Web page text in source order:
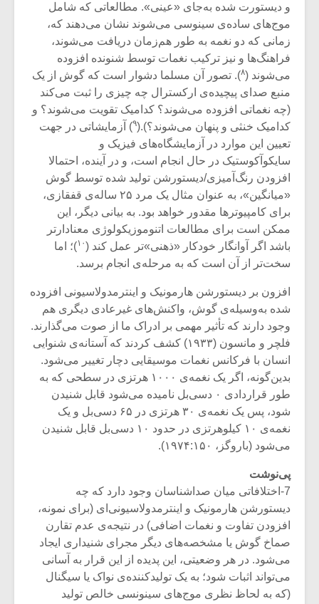
و دیستورت شده به‌جای «عینی». مطالعاتی که شامل
موج‌های ساده‌ی سینوسی می‌شوند نشان می‌دهند که،
زمانی که دو نغمه به طور هم‌زمان دریافت می‌شوند،
فراهنگ‌ها و نیز ترکیب نغمات توسط شنونده افزوده
می‌شوند (۸). تصور آن مسلما دشوار است که گوش از یک
منبع صدای پیچیده‌ی ارکسترال چه چیزی را ثبت می‌کند
(چه نغماتی افزوده می‌شوند؟ کدامیک تقویت می‌شوند؟ و
کدامیک خنثی و پنهان می‌شوند؟).(۹) آزمایشاتی در جهت
تعیین این موارد در آزمایشگاه‌های فیزیک و
سایکوآکوستیک در حال انجام است، و در آینده، احتمالا
افزودن رنگ‌آمیزی/دیستورشن تولید شده توسط گوش
«میانگین»، به عنوان مثال یک مرد ۲۵ ساله‌ی قفقازی،
برای کامپیوترها مقدور خواهد بود. به بیانی دیگر، این
ممکن است برای مطالعات اتنوموزیکولوژی معنادارتر
باشد اگر آوانگار خودکار «ذهنی»تر عمل کند (۱۰)؛ اما
سخت‌تر از آن است که به مرحله‌ی انجام برسد.
افزون بر دیستورشن هارمونیک و اینترمدولاسیونی افزوده
شده به‌وسیله‌ی گوش، واکنش‌های غیرعادی دیگری هم
وجود دارند که تأثیر مهمی بر ادراک ما از صوت می‌گذارند.
فلچر و مانسون (۱۹۳۳) کشف کردند که آستانه‌ی شنوایی
انسان با فرکانس نغمات موسیقایی دچار تغییر می‌شود.
بدین‌گونه، اگر یک نغمه‌ی ۱۰۰۰ هرتزی در سطحی که به
طور قراردادی ۰ دسی‌بل نامیده می‌شود قابل شنیدن
شود، پس یک نغمه‌ی ۳۰ هرتزی در ۶۵ دسی‌بل و یک
نغمه‌ی ۱۰ کیلوهرتزی در حدود ۱۰ دسی‌بل قابل شنیدن
می‌شود (باروگز، ۱۹۷۴:۱۵۰).
پی‌نوشت
7-اختلافاتی میان صداشناسان وجود دارد که چه
دیستورشن هارمونیک و اینترمدولاسیونی‌ای (برای نمونه،
افزودن تفاوت و نغمات اضافی) در نتیجه‌ی عدم تقارن
صماخ گوش یا مشخصه‌های دیگر مجرای شنیداری ایجاد
می‌شود. در هر وضعیتی، این پدیده از این قرار به آسانی
می‌تواند اثبات شود؛ به یک تولیدکننده‌ی نواک یا سیگنال
(که به لحاظ نظری موج‌های سینونسی خالص تولید
میکلوش روژا
یادداشتی بر موسیقی
متن فیلم «متری
شیش و نیم»
اگر نمی توانی
مشهورترین باشی،
بدنام ترین باش
دوره
موسیقی
موسیقی
برگزار